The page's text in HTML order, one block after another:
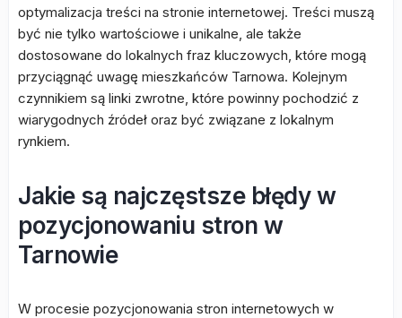
optymalizacja treści na stronie internetowej. Treści muszą
być nie tylko wartościowe i unikalne, ale także
dostosowane do lokalnych fraz kluczowych, które mogą
przyciągnąć uwagę mieszkańców Tarnowa. Kolejnym
czynnikiem są linki zwrotne, które powinny pochodzić z
wiarygodnych źródeł oraz być związane z lokalnym
rynkiem.
Jakie są najczęstsze błędy w
pozycjonowaniu stron w
Tarnowie
W procesie pozycjonowania stron internetowych w